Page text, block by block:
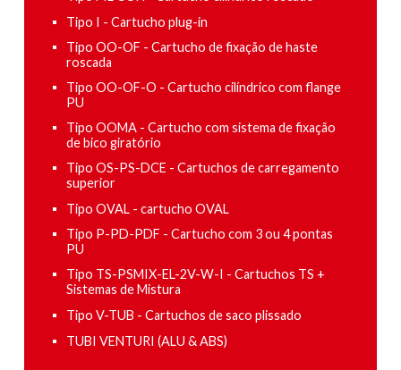
Tipo I - Cartucho plug-in
Tipo OO-OF - Cartucho de fixação de haste
roscada
Tipo OO-OF-O - Cartucho cilíndrico com flange
PU
Tipo OOMA - Cartucho com sistema de fixação
de bico giratório
Tipo OS-PS-DCE - Cartuchos de carregamento
superior
Tipo OVAL - cartucho OVAL
Tipo P-PD-PDF - Cartucho com 3 ou 4 pontas
PU
Tipo TS-PSMIX-EL-2V-W-I - Cartuchos TS +
Sistemas de Mistura
Tipo V-TUB - Cartuchos de saco plissado
TUBI VENTURI (ALU & ABS)